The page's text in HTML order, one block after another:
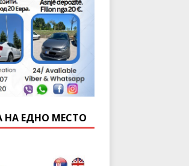
НА ЕДНО МЕСТО